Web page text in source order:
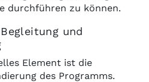
durchführen zu können.
und
Element ist die
des Programms.